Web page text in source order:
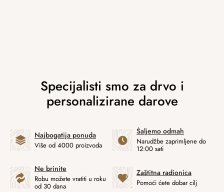
Najbogatija ponuda
Više od 4000 proizvoda
Šaljemo odmah
Narudžbe zaprimljene do
12:00 sati
Ne brinite
Robu možete vratiti u roku
od 30 dana
Zaštitna radionica
Pomoći ćete dobar cilj